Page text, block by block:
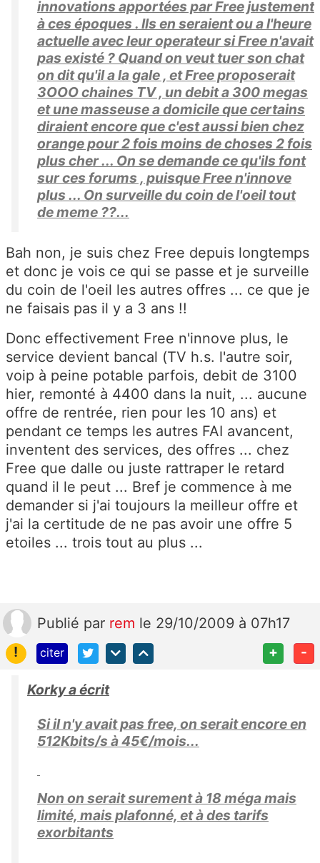
innovations apportées par Free justement
à ces époques . Ils en seraient ou a l'heure
actuelle avec leur operateur si Free n'avait
pas existé ? Quand on veut tuer son chat
on dit qu'il a la gale , et Free proposerait
3OOO chaines TV , un debit a 300 megas
et une masseuse a domicile que certains
diraient encore que c'est aussi bien chez
orange pour 2 fois moins de choses 2 fois
plus cher ... On se demande ce qu'ils font
sur ces forums , puisque Free n'innove
plus ... On surveille du coin de l'oeil tout
de meme ??...
Bah non, je suis chez Free depuis longtemps
et donc je vois ce qui se passe et je surveille
du coin de l'oeil les autres offres ... ce que je
ne faisais pas il y a 3 ans !!
Donc effectivement Free n'innove plus, le
service devient bancal (TV h.s. l'autre soir,
voip à peine potable parfois, debit de 3100
hier, remonté à 4400 dans la nuit, ... aucune
offre de rentrée, rien pour les 10 ans) et
pendant ce temps les autres FAI avancent,
inventent des services, des offres ... chez
Free que dalle ou juste rattraper le retard
quand il le peut ... Bref je commence à me
demander si j'ai toujours la meilleur offre et
j'ai la certitude de ne pas avoir une offre 5
etoiles ... trois tout au plus ...
Publié par rem le 29/10/2009 à 07h17
!
citer + -
Korky a écrit
Si il n'y avait pas free, on serait encore en
512Kbits/s à 45€/mois...
Non on serait surement à 18 méga mais
limité, mais plafonné, et à des tarifs
exorbitants